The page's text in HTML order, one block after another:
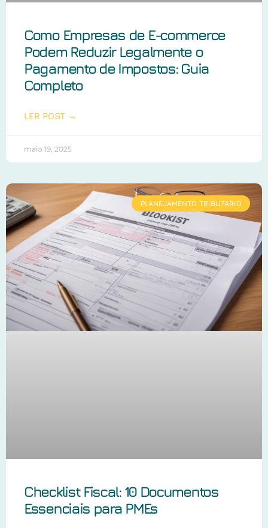
Como Empresas de E-commerce
Podem Reduzir Legalmente o
Pagamento de Impostos: Guia
Completo
LER POST →
maio 19, 2025
PLANEJAMENTO TRIBUTÁRIO
Checklist Fiscal: 10 Documentos
Essenciais para PMEs